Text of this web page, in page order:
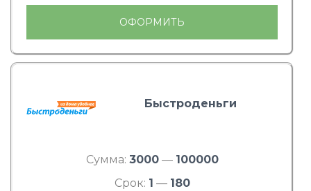
ОФОРМИТЬ
Быстроденьги
Сумма: 3000— 100000
Срок: 1 — 180